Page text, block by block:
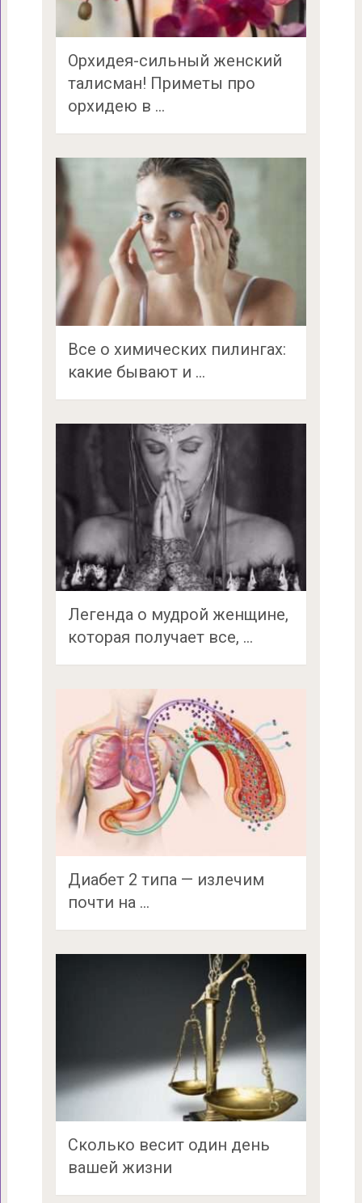
Орхидея-сильный женский
талисман! Приметы про
орхидею в …
Все о химических пилингах:
какие бывают и …
Легенда о мудрой женщине,
которая получает все, …
Диабет 2 типа — излечим
почти на …
Сколько весит один день
вашей жизни